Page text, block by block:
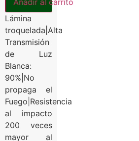
Añadir al carrito
Lámina
troquelada|Alta
Transmisión
de Luz
Blanca:
90%|No
propaga el
Fuego|Resistencia
al impacto
200 veces
mayor al